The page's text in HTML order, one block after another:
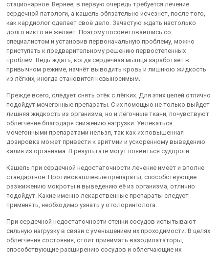
стационарное. Вернее, в первую очередь требуется лечение
сердечной патологи, а кашель обязательно исчезнет, после того,
как кардиолог сделает своё дело. Зачастую ждать настолько
долго никто не желает. Поэтому посоветовавшись со
специалистом и установив первоначальную проблему, можно
приступать к предварительному решению первостепенных
проблем. Ведь ждать, когда сердечная мышца заработает в
привычном режиме, начнёт выводить кровь и лишнюю жидкость
из лёгких, иногда становится невыносимым.
Прежде всего, следует снять отёк с лёгких. Для этих целей отлично
подойдут мочегонные препараты. С их помощью не только выйдет
лишняя жидкость из организма, но и лёгочные ткани, почувствуют
облегчение благодаря снижению нагрузки. Увлекаться
мочегонными препаратами нельзя, так как их повышенная
дозировка может привести к аритмии и ускоренному выведению
калия из организма. В результате могут появиться судороги.
Кашель при сердечной недостаточности лечение имеет и вполне
стандартное. Противокашлевые препараты, способствующие
разжижению мокроты и выведению её из организма, отлично
подойдут. Какие именно лекарственные препараты следует
применять, необходимо узнать у отолоринголога.
При сердечной недостаточности стенки сосудов испытывают
сильную нагрузку в связи с уменьшением их проходимости. В целях
облегчения состояния, стоит принимать вазодилататоры,
способствующие расширению сосудов и облегчающие их